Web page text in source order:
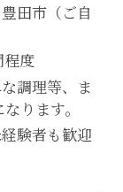
田市（ご自
程度
調理等、ま
ります。
験者も歓迎